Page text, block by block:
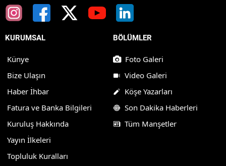
KURUMSAL
Künye
Bize Ulaşın
Haber İhbar
Fatura ve Banka Bilgileri
Kuruluş Hakkında
Yayın İlkeleri
Topluluk Kuralları
BÖLÜMLER
Foto Galeri
Video Galeri
Köşe Yazarları
Son Dakika Haberleri
Tüm Manşetler